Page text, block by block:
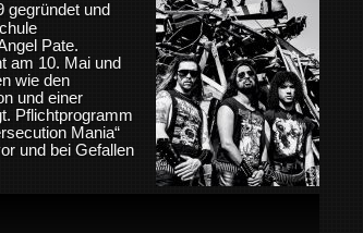
gegründet und
Pate.
am 10. Mai und
wie den
und einer
Pflichtprogramm
Mania“
und bei Gefallen